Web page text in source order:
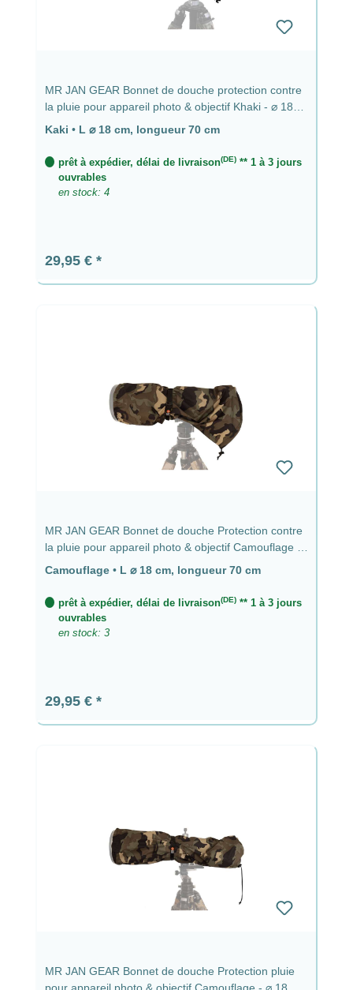
MR JAN GEAR Bonnet de douche protection contre
la pluie pour appareil photo & objectif Khaki - ⌀ 18
cm, longueur 70 cm
Kaki • L ⌀ 18 cm, longueur 70 cm
prêt à expédier, délai de livraison(DE)** 1 à 3 jours
ouvrables
en stock: 4
Prix régulier :
29,95 €
MR JAN GEAR Bonnet de douche Protection contre
la pluie pour appareil photo & objectif Camouflage -
⌀ 18 cm, longueur 70 cm
Camouflage • L ⌀ 18 cm, longueur 70 cm
prêt à expédier, délai de livraison(DE)** 1 à 3 jours
ouvrables
en stock: 3
Prix régulier :
29,95 €
MR JAN GEAR Bonnet de douche Protection pluie
pour appareil photo & objectif Camouflage - ⌀ 18